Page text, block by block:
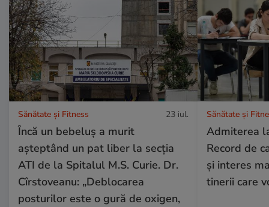
Sănătate și Fitness 23 iul.
Încă un bebeluș a murit
așteptând un pat liber la secția
ATI de la Spitalul M.S. Curie. Dr.
Cîrstoveanu: „Deblocarea
posturilor este o gură de oxigen,
Sănătate și
Admiterea
Record de
și interes
tinerii care